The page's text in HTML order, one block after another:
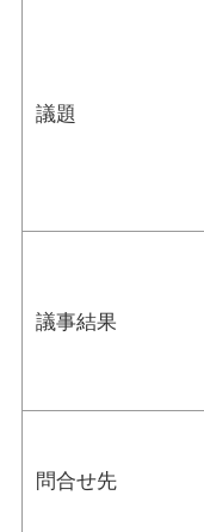
議題
議事結果
問合せ先